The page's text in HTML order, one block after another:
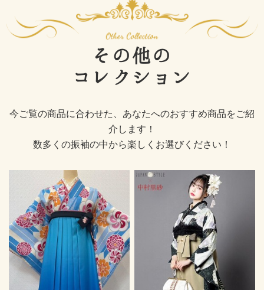
その他の
コレクション
今ご覧の商品に合わせた、あなたへのおすすめ商品をご紹
介します！
数多くの振袖の中から楽しくお選びください！